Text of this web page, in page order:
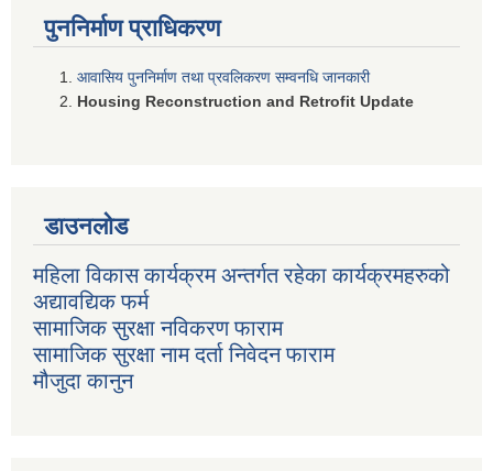
पुननिर्माण प्राधिकरण
आवासिय पुननिर्माण तथा प्रवलिकरण सम्वनधि जानकारी
Housing Reconstruction and Retrofit Update
डाउनलोड
महिला विकास कार्यक्रम अन्तर्गत रहेका कार्यक्रमहरुको
अद्यावद्यिक फर्म
सामाजिक सुरक्षा नविकरण फाराम
सामाजिक सुरक्षा नाम दर्ता निवेदन फाराम
मौजुदा कानुन